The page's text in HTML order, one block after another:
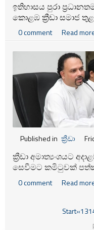
ඉතිහාසය පුරා
කොළඹ ක්‍රීඩා සමාජ
පළාතක ක්‍රීඩා
මෙවර ඩයලොග්
දිනාගැනීමට
වීඅැත. ක්‍රීඩකයෝ
දුෂ්කර ගමනකින්
විශේෂත්වයකි.
0 comment Read
Published in ක්‍රීඩා
ක්‍රීඩා අමාත්‍යංශයට
සෙවීමට කමිටුවක්‌
0 comment Read
Start«13